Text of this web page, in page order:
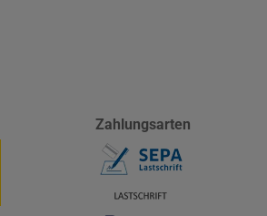
Zahlungsarten